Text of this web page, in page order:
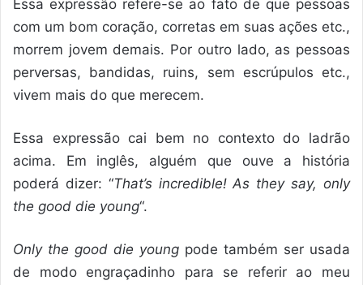
Essa expressão refere-se ao fato de que pessoas
com um bom coração, corretas em suas ações etc.,
morrem jovem demais. Por outro lado, as pessoas
perversas, bandidas, ruins, sem escrúpulos etc.,
vivem mais do que merecem.
Essa expressão cai bem no contexto do ladrão
acima. Em inglês, alguém que ouve a história
poderá dizer: “That’s incredible! As they say, only
the good die young“.
Only the good die young pode também ser usada
de modo engraçadinho para se referir ao meu